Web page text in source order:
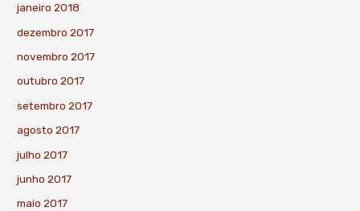
janeiro 2018
dezembro 2017
novembro 2017
outubro 2017
setembro 2017
agosto 2017
julho 2017
junho 2017
maio 2017